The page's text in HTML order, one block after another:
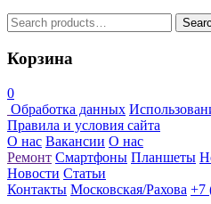
Search
for:
Корзина
0
Обработка данных
Правила и условия сайта
О нас Вакансии О нас
Ремонт Смартфоны Планшеты
Новости Статьи
Контакты Московская/Рахова +7